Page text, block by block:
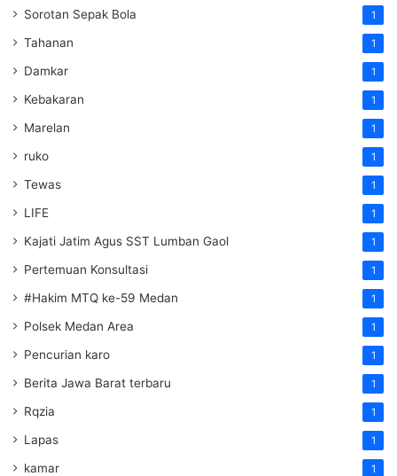
Sorotan Sepak Bola 1
Tahanan 1
Damkar 1
Kebakaran 1
Marelan 1
ruko 1
Tewas 1
LIFE 1
Kajati Jatim Agus SST Lumban Gaol 1
Pertemuan Konsultasi 1
#Hakim MTQ ke-59 Medan 1
Polsek Medan Area 1
Pencurian karo 1
Berita Jawa Barat terbaru 1
Rqzia 1
Lapas 1
kamar 1